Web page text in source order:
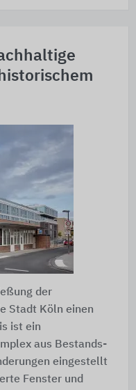
der
Stadt Köln einen
ist ein
aus Bestands-
eingestellt
Fenster und